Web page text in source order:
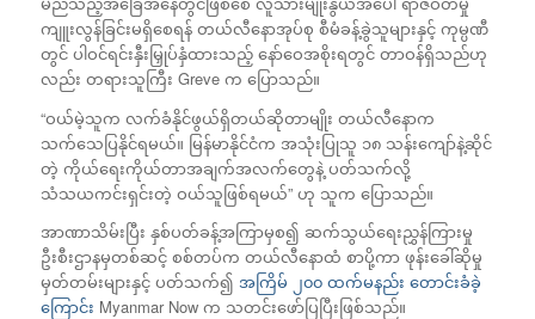
ကျူးလွန်ခြင်းမရှိစေရန် တယ်လီနောအုပ်စု စီမံခန့်ခွဲသူများနှင့် ကုမ္ပဏီ
တွင် ပါဝင်ရင်းနှီးမြှုပ်နှံထားသည့် နော်ဝေအစိုးရတွင် တာဝန်ရှိသည်ဟု
လည်း တရားသူကြီး Greve က ပြောသည်။
“ဝယ်မဲ့သူက လက်ခံနိုင်ဖွယ်ရှိတယ်ဆိုတာမျိုး တယ်လီနောက
သက်သေပြနိုင်ရမယ်။ မြန်မာနိုင်ငံက အသုံးပြုသူ ၁၈ သန်းကျော်နဲ့ဆိုင်
တဲ့ ကိုယ်ရေးကိုယ်တာအချက်အလက်တွေနဲ့ ပတ်သက်လို့
သံသယကင်းရှင်းတဲ့ ဝယ်သူဖြစ်ရမယ်” ဟု သူက ပြောသည်။
အာဏာသိမ်းပြီး နှစ်ပတ်ခန့်အကြာမှစ၍ ဆက်သွယ်ရေးညွှန်ကြားမှု
ဦးစီးဌာနမှတစ်ဆင့် စစ်တပ်က တယ်လီနောထံ စာပို့ကာ ဖုန်းခေါ်ဆိုမှု
မှတ်တမ်းများနှင့် ပတ်သက်၍ အကြိမ် ၂၀၀ ထက်မနည်း တောင်းခံခဲ့
ကြောင်း Myanmar Now က သတင်းဖော်ပြပြီးဖြစ်သည်။